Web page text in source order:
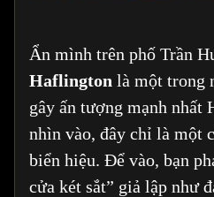
Ẩn mình trên phố Trần
Haflington là một trong
gây ấn tượng mạnh nhất
nhìn vào, đây chỉ là một
biển hiệu. Để vào, bạn
cửa két sắt” giả lập như